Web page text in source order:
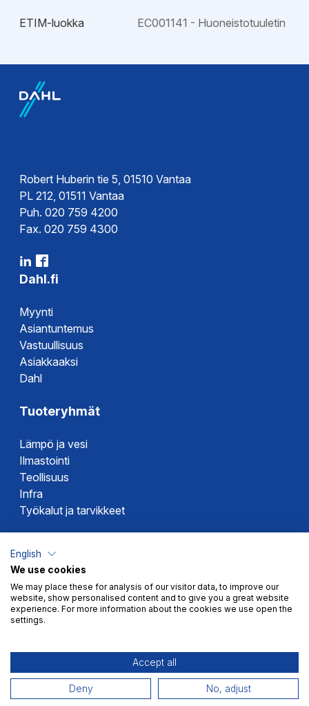
ETIM-luokka EC001141 - Huoneistotuuletin
Tekninen esite
Asennusohje
Robert Huberin tie 5, 01510 Vantaa
PL 212, 01511 Vantaa
Puh. 020 759 4200
Fax. 020 759 4300
Dahl.fi
Myynti
Asiantuntemus
Vastuullisuus
Asiakkaaksi
Dahl
Tuoteryhmät
Lämpö ja vesi
Ilmastointi
Teollisuus
Infra
Työkalut ja tarvikkeet
Altech
Alterna
Novipro
Votec
Myyntiehdot Tietosuoja
English
We use cookies
We may place these for analysis of our visitor data, to improve our
website, show personalised content and to give you a great website
experience. For more information about the cookies we use open the
settings.
Accept all
Deny No, adjust